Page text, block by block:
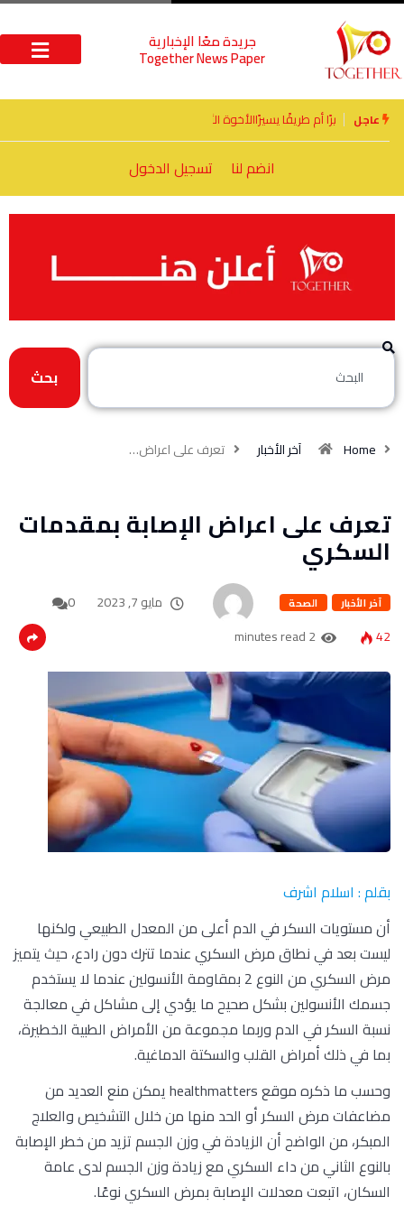
جريدة معًا الإخبارية
Together News Paper
عاجل الأخوة الأعداء وحتمًا لابد من لقاء
انضم لنا تسجيل الدخول
بحث
Home آخر الأخبار تعرف على اعراض…
تعرف على اعراض الإصابة بمقدمات
السكري
آخر الأخبار الصحة مايو 7, 2023
0
42
2 minutes read
بقلم : اسلام اشرف
أن مستويات السكر في الدم أعلى من المعدل الطبيعي ولكنها
ليست بعد في نطاق مرض السكري عندما تترك دون رادع، حيث يتميز
مرض السكري من النوع 2 بمقاومة الأنسولين عندما لا يستخدم
جسمك الأنسولين بشكل صحيح ما يؤدي إلى مشاكل في معالجة
نسبة السكر في الدم وربما مجموعة من الأمراض الطبية الخطيرة،
بما في ذلك أمراض القلب والسكتة الدماغية.
وحسب ما ذكره موقع healthmatters يمكن منع العديد من
مضاعفات مرض السكر أو الحد منها من خلال التشخيص والعلاج
المبكر، من الواضح أن الزيادة في وزن الجسم تزيد من خطر الإصابة
بالنوع الثاني من داء السكري مع زيادة وزن الجسم لدى عامة
السكان، اتبعت معدلات الإصابة بمرض السكري نوعًا.